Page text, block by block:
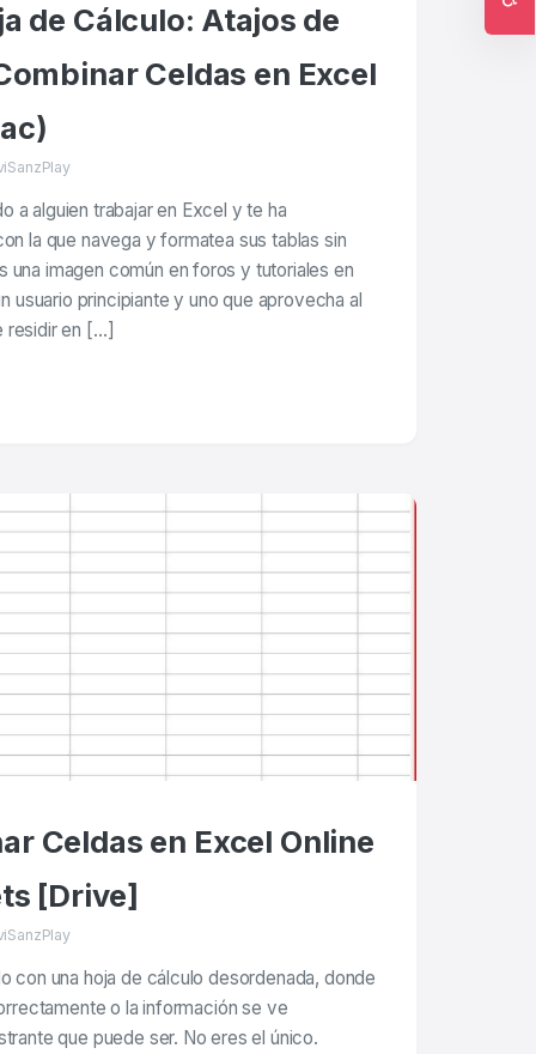
de Cálculo: Atajos de
Celdas en Excel
a alguien trabajar en Excel y te ha
la que navega y formatea sus tablas sin
una imagen común en foros y tutoriales en
usuario principiante y uno que aprovecha al
residir en […]
Celdas en Excel Online
[Drive]
con una hoja de cálculo desordenada, donde
o la información se ve
que puede ser. No eres el único.